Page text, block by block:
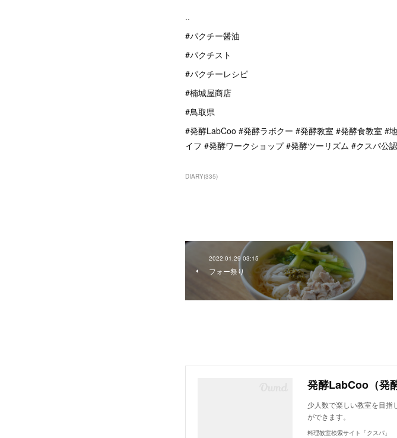
..
#パクチー醤油
#パクチスト
#パクチーレシピ
#楠城屋商店
#鳥取県
#発酵LabCoo #発酵ラボクー #発酵教室 #発酵食教室 #
イフ #発酵ワークショップ #発酵ツーリズム #クスパ公
DIARY(335)
2022.01.29 03:15
フォー祭り
発酵LabCoo（発
少人数で楽しい教室を目指
ができます。
料理教室検索サイト「クスパ」